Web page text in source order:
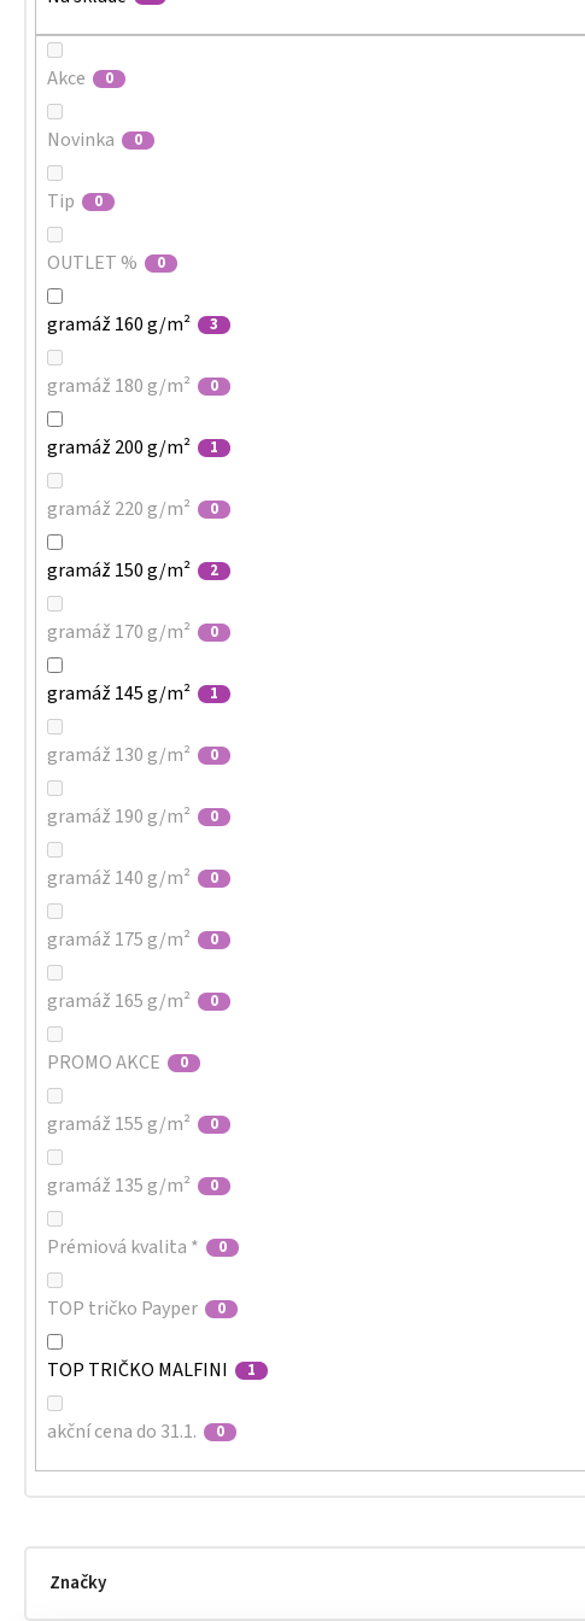
Akce 0
Novinka 0
Tip 0
OUTLET % 0
gramáž 160 g/m² 3
gramáž 180 g/m² 0
gramáž 200 g/m² 1
gramáž 220 g/m² 0
gramáž 150 g/m² 2
gramáž 170 g/m² 0
gramáž 145 g/m² 1
gramáž 130 g/m² 0
gramáž 190 g/m² 0
gramáž 140 g/m² 0
gramáž 175 g/m² 0
gramáž 165 g/m² 0
PROMO AKCE 0
gramáž 155 g/m² 0
gramáž 135 g/m² 0
Prémiová kvalita * 0
TOP tričko Payper 0
TOP TRIČKO MALFINI 1
akční cena do 31.1. 0
Značky